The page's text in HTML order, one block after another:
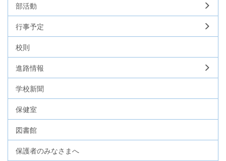
部活動
行事予定
校則
進路情報
学校新聞
保健室
図書館
保護者のみなさまへ